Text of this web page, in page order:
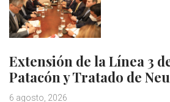
Extensión de la Línea 3
Patacón y Tratado de
6 agosto, 2026